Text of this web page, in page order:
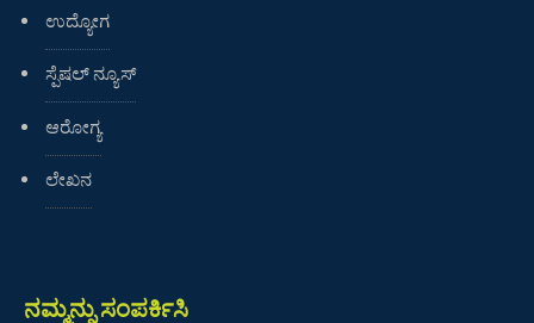
ಉದ್ಯೋಗ
ಸ್ಪೆಷಲ್ ನ್ಯೂಸ್
ಆರೋಗ್ಯ
ಲೇಖನ
ನಮ್ಮನ್ನು ಸಂಪರ್ಕಿಸಿ